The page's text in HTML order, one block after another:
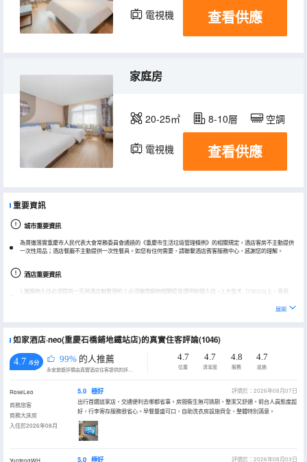
電視機 查看供應
家庭房
20-25㎡ 8-10層 空調
電視機 查看供應
重要資訊
城市重要資訊
為貫徹落實重慶市人民代表大會常務委員會通過的《重慶市生活垃圾管理條例》的相關規定，酒店客房不主動提供
一次性用品；酒店餐廳不主動提供一次性餐具。如您有任何需要，請聯繫酒店賓客服務中心，感謝您的理解。
酒店重要資訊
1.攜寵物入住必須提前一天與酒店聯繫預約 2.必須攜帶寵物相關疫苗證明辦理入住。3.大型犬（15KG以上，身高
展開
如家酒店·neo(重慶石橋鋪地鐵站店)的真實住客評論(1046)
4.7 /5分 99% 的人推薦
永安旅遊評價由真實酒店住客提供的評價。
4.7
位置
4.7
清潔度
4.8
服務
4.7
設施
RoseLeo
商務旅客
商務大床房
入住於2026年08月
5.0 極好
評價於：2026年08月07日
出行首選這家店，交通便利去哪都省事。房間衞生無可挑剔，整潔又舒適。前台人員態度超
好，行李寄存服務很省心。早餐豐盛可口，自助洗衣房設施齊全，整體特別滿意。
YunfengWH 5.0 極好 評價於：2026年08月03日